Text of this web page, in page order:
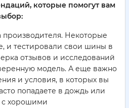
которые помогут вам
Некоторые
и тестировали свои шины в
отзывов и исследований
модель. А еще важно
и условия, в которых вы
попадаете в дождь или
с хорошими